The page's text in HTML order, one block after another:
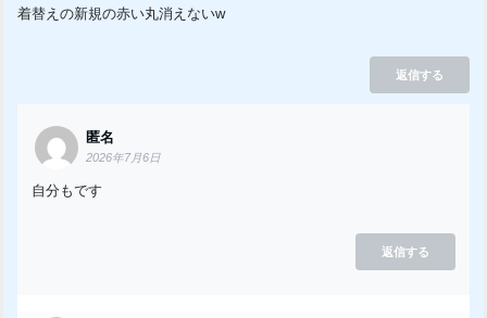
着替えの新規の赤い丸消えないw
返信する
匿名
2026年7月6日
自分もです
返信する